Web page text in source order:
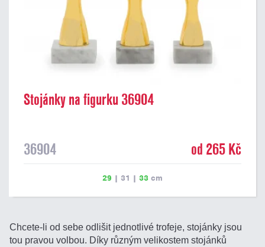
Stojánky na figurku 36904
36904 od 265 Kč
29 | 31 | 33 cm
Chcete-li od sebe odlišit jednotlivé trofeje, stojánky jsou
tou pravou volbou. Díky různým velikostem stojánků